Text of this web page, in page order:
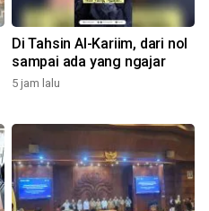
Di Tahsin Al-Kariim, dari nol
sampai ada yang ngajar
5 jam lalu